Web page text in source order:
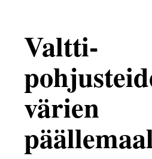
Valtti-
värien